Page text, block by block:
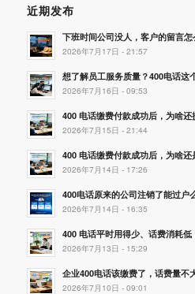
近期发布
下班时间公司没人，客户的留言怎
2026年7月17日 - 21:57
想了解员工服务质量？400电话这
2026年7月16日 - 09:53
400 电话缴费付款成功后，为啥还
2026年7月15日 - 21:44
400 电话缴费付款成功后，为啥还
2026年7月14日 - 17:26
400电话原来的公司注销了能过户
2026年7月14日 - 16:35
400 电话平时用得少、话费消耗低
2026年7月13日 - 15:29
企业400电话该缴费了，话费量不
2026年7月10日 - 09:01